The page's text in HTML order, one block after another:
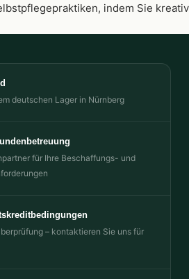
indem Sie kreativ
deutschen Lager in Nürnberg
für Ihre Beschaffungs- und
– kontaktieren Sie uns für